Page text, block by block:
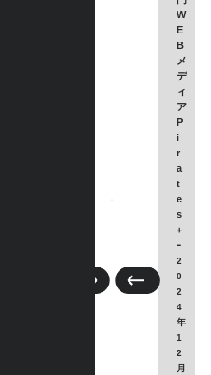
W
E
B
メ
デ
ィ
ア
P
i
r
a
t
e
s
+
ｰ
2
0
2
4
年
1
2
月